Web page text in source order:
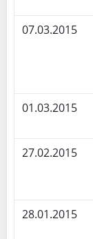
07.03.2015
01.03.2015
27.02.2015
28.01.2015